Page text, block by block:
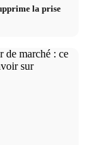
la prise